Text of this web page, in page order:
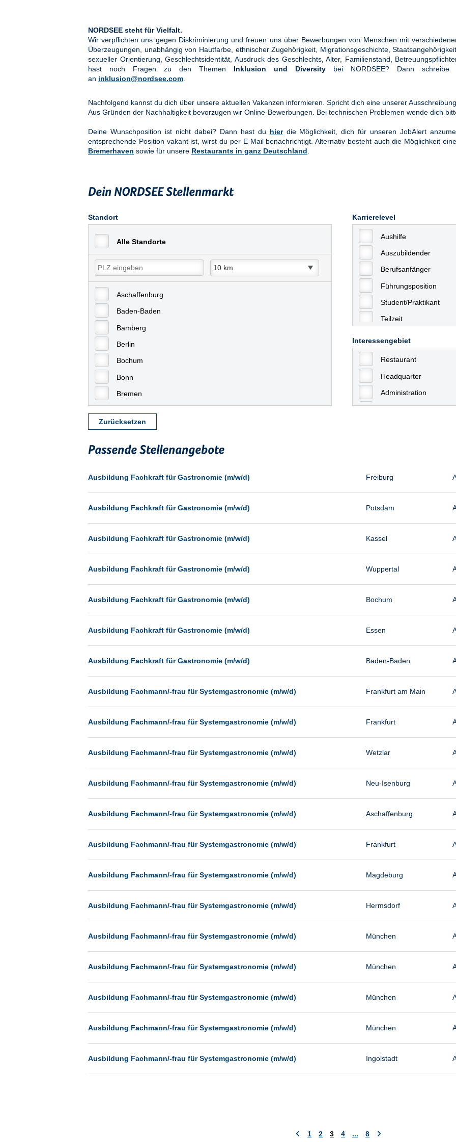
NORDSEE steht für Vielfalt.
Wir verpflichten uns gegen Diskriminierung und freuen uns über Bewerbungen von Menschen mit
Überzeugungen, unabhängig von Hautfarbe, ethnischer Zugehörigkeit, Migrationsgeschichte,
sexueller Orientierung, Geschlechtsidentität, Ausdruck des Geschlechts, Alter, Familienstand,
hast noch Fragen zu den Themen Inklusion und Diversity bei NORDSEE? Dann
an inklusion@nordsee.com
Nachfolgend kannst du dich über unsere aktuellen Vakanzen informieren. Spricht dich eine unserer
Aus Gründen der Nachhaltigkeit bevorzugen wir Online-Bewerbungen. Bei technischen Problemen wende dich
Deine Wunschposition ist nicht dabei? Dann hast du hierdie Möglichkeit, dich für unseren JobAlert
entsprechende Position vakant ist, wirst du per E-Mail benachrichtigt. Alternativ besteht auch die Möglichkeit
Bremerhaven sowie für unsere Restaurants in ganz Deutschland
Dein NORDSEE Stellenmarkt
Standort
Alle Standorte
Aschaffenburg
Baden-Baden
Bamberg
Berlin
Bochum
Bonn
Bremen
Celle
Chemnitz
Dresden
Düsseldorf
Erfurt
Essen
Frankfurt
Freiburg
Hamburg
Hannover
Heilbronn
Hermsdorf
Hildesheim
Ingolstadt
Kassel
Landau
Mainz
Mannheim
Mönchengladbach
München
Münster
Neubrandenburg
Karrierelevel
Aushilfe
Auszubildender
Berufsanfänger
Führungsposition
Student/Praktikant
Teilzeit
Interessengebiet
Restaurant
Headquarter
Administration
Sonstiges
Vertrieb
Zurücksetzen
Passende Stellenangebote
Ausbildung Fachkraft für Gastronomie (m/w/d) Freiburg
Ausbildung Fachkraft für Gastronomie (m/w/d) Potsdam
Ausbildung Fachkraft für Gastronomie (m/w/d) Kassel
Ausbildung Fachkraft für Gastronomie (m/w/d) Wuppertal
Ausbildung Fachkraft für Gastronomie (m/w/d) Bochum
Ausbildung Fachkraft für Gastronomie (m/w/d) Essen
Ausbildung Fachkraft für Gastronomie (m/w/d) Baden-Baden
Ausbildung Fachmann/-frau für Systemgastronomie (m/w/d) Frankfurt am Main
Ausbildung Fachmann/-frau für Systemgastronomie (m/w/d) Frankfurt
Ausbildung Fachmann/-frau für Systemgastronomie (m/w/d) Wetzlar
Ausbildung Fachmann/-frau für Systemgastronomie (m/w/d) Neu-Isenburg
Ausbildung Fachmann/-frau für Systemgastronomie (m/w/d) Aschaffenburg
Ausbildung Fachmann/-frau für Systemgastronomie (m/w/d) Frankfurt
Ausbildung Fachmann/-frau für Systemgastronomie (m/w/d) Magdeburg
Ausbildung Fachmann/-frau für Systemgastronomie (m/w/d) Hermsdorf
Ausbildung Fachmann/-frau für Systemgastronomie (m/w/d) München
Ausbildung Fachmann/-frau für Systemgastronomie (m/w/d) München
Ausbildung Fachmann/-frau für Systemgastronomie (m/w/d) München
Ausbildung Fachmann/-frau für Systemgastronomie (m/w/d) München
Ausbildung Fachmann/-frau für Systemgastronomie (m/w/d) Ingolstadt
1 2 3 4 ... 8